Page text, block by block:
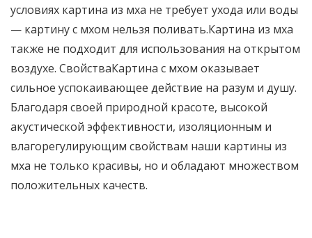
условиях картина из мха не требует ухода или воды
— картину с мхом нельзя поливать.Картина из мха
также не подходит для использования на открытом
воздухе. СвойстваКартина с мхом оказывает
сильное успокаивающее действие на разум и душу.
Благодаря своей природной красоте, высокой
акустической эффективности, изоляционным и
влагорегулирующим свойствам наши картины из
мха не только красивы, но и обладают множеством
положительных качеств.